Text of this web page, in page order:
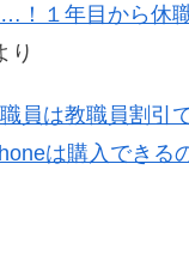
！１年目から休
り
員は教職員割引
は購入できる